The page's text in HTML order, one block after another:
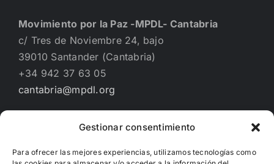
Gestionar consentimiento
Para ofrecer las mejores experiencias, utilizamos tecnologías como
Movimiento por la Paz -MPDL- Cantabria
c/ Tres de Noviembre 24, bajo
39010 Santander (Cantabria)
+34 942 37 63 05
cantabria@mpdl.org
Financiado por